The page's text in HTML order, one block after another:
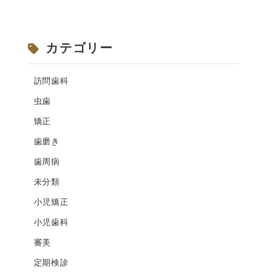
カテゴリー
訪問歯科
虫歯
矯正
歯磨き
歯周病
未分類
小児矯正
小児歯科
審美
定期検診